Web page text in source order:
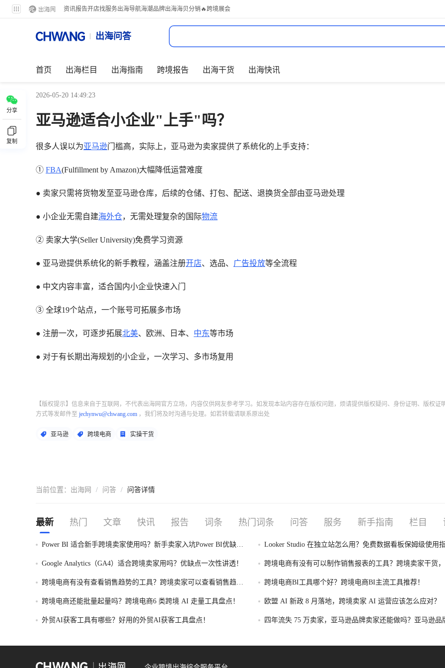
资讯报告开店找服务出海导航海潮品牌出海海贝分销 🔥跨境展会
出海问答
首页 出海栏目 出海指南 跨境报告 出海干货 出海快讯
分享
复制
2026-05-20 14:49:23
亚马逊适合小企业"上手"吗？
很多人误以为亚马逊门槛高，实际上，亚马逊为卖家提供了系统化的上手支持：
① FBA(Fulfillment by Amazon)大幅降低运营难度
● 卖家只需将货物发至亚马逊仓库，后续的仓储、打包、配送、退换货全部由亚马逊处理
● 小企业无需自建海外仓，无需处理复杂的国际物流
② 卖家大学(Seller University)免费学习资源
● 亚马逊提供系统化的新手教程，涵盖注册开店、选品、 广告投放等全流程
● 中文内容丰富，适合国内小企业快速入门
③ 全球19个站点，一个账号可拓展多市场
● 注册一次，可逐步拓展北美、欧洲、日本、 中东等市场
● 对于有长期出海规划的小企业，一次学习、多市场复用
【版权提示】信息来自于互联网，不代表出海网官方立场，内容仅供网友参考学习。如发现本站内容存在版权问题，烦请提供版权疑问、身份证明、版权证
方式等发邮件至 jechynwu@chwang.com ，我们将及时沟通与处理。如若转载请联系原出处
亚马逊 跨境电商 实操干货
当前位置： 出海网 / 问答 / 问答详情
最新 热门 文章 快讯 报告 词条 热门词条 问答 服务 新手指南 栏目
Power BI 适合新手跨境卖家使用吗？新手卖家入坑Power BI优缺点
Looker Studio 在独立站怎么用？免费数据看板保姆级使用
Google Analytics（GA4）适合跨境卖家用吗？优缺点一次性讲透！
跨境电商有没有可以制作销售报表的工具？跨境卖家干货
跨境电商有没有查看销售趋势的工具？跨境卖家可以查看销售趋势
跨境电商BI工具哪个好？跨境电商BI主流工具推荐！
跨境电商还能批量起量吗？跨境电商6 类跨境 AI 走量工具盘点！ 欧盟 AI 新政 8 月落地，跨境卖家 AI 运营应该怎么应对？
外贸AI获客工具有哪些？好用的外贸AI获客工具盘点！
四年流失 75 万卖家，亚马逊品牌卖家还能做吗？亚马逊品